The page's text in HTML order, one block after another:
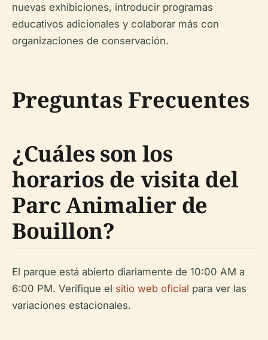
nuevas exhibiciones, introducir programas
educativos adicionales y colaborar más con
organizaciones de conservación.
Preguntas Frecuentes
¿Cuáles son los
horarios de visita del
Parc Animalier de
Bouillon?
El parque está abierto diariamente de 10:00 AM a
6:00 PM. Verifique el sitio web oficial para ver las
variaciones estacionales.